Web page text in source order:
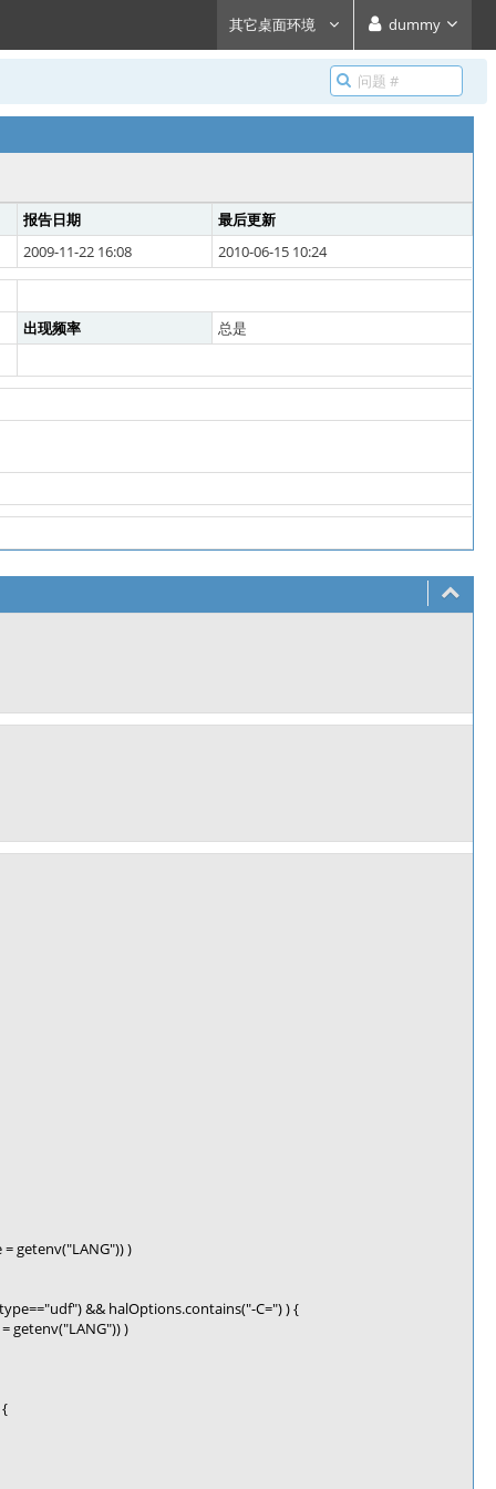
其它桌面环境 dummy
报告日期
最后更新
2009-11-22 16:08 2010-06-15 10:24
出现频率
总是
getenv("LANG")) )
&& halOptions.contains("-C=") ) {
getenv("LANG")) )